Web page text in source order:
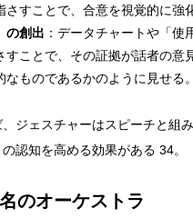
さすことで、合意を視覚的に強
の創出 ：データチャートや「使
すことで、その証拠が話者の意
なものであるかのように見せる。
ジェスチャーはスピーチと組
認知を高める効果がある 34。
のオーケストラ